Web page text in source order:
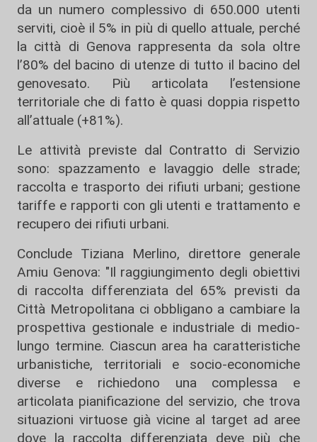
da un numero complessivo di 650.000 utenti
serviti, cioè il 5% in più di quello attuale, perché
la città di Genova rappresenta da sola oltre
l’80% del bacino di utenze di tutto il bacino del
genovesato. Più articolata l’estensione
territoriale che di fatto è quasi doppia rispetto
all’attuale (+81%).
Le attività previste dal Contratto di Servizio
sono: spazzamento e lavaggio delle strade;
raccolta e trasporto dei rifiuti urbani; gestione
tariffe e rapporti con gli utenti e trattamento e
recupero dei rifiuti urbani.
Conclude Tiziana Merlino, direttore generale
Amiu Genova: "Il raggiungimento degli obiettivi
di raccolta differenziata del 65% previsti da
Città Metropolitana ci obbligano a cambiare la
prospettiva gestionale e industriale di medio-
lungo termine. Ciascun area ha caratteristiche
urbanistiche, territoriali e socio-economiche
diverse e richiedono una complessa e
articolata pianificazione del servizio, che trova
situazioni virtuose già vicine al target ad aree
dove la raccolta differenziata deve più che